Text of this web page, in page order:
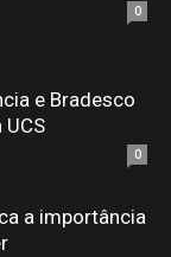
0
e Bradesco
0
a importância